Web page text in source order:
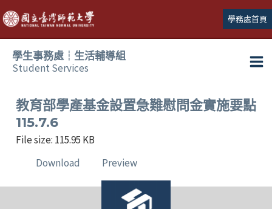
跳
至
主
學務處首頁
學生事務處┆生活輔導組
Student Services
教育部學產基金設置急難慰問金實施要點
115.7.6
File size: 115.95 KB
Download
Preview